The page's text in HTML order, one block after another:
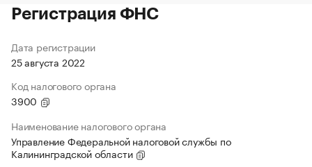
Регистрация ФНС
Дата регистрации
25 августа 2022
Код налогового органа
3900
Наименование налогового органа
Управление Федеральной налоговой службы по
Калининградской области